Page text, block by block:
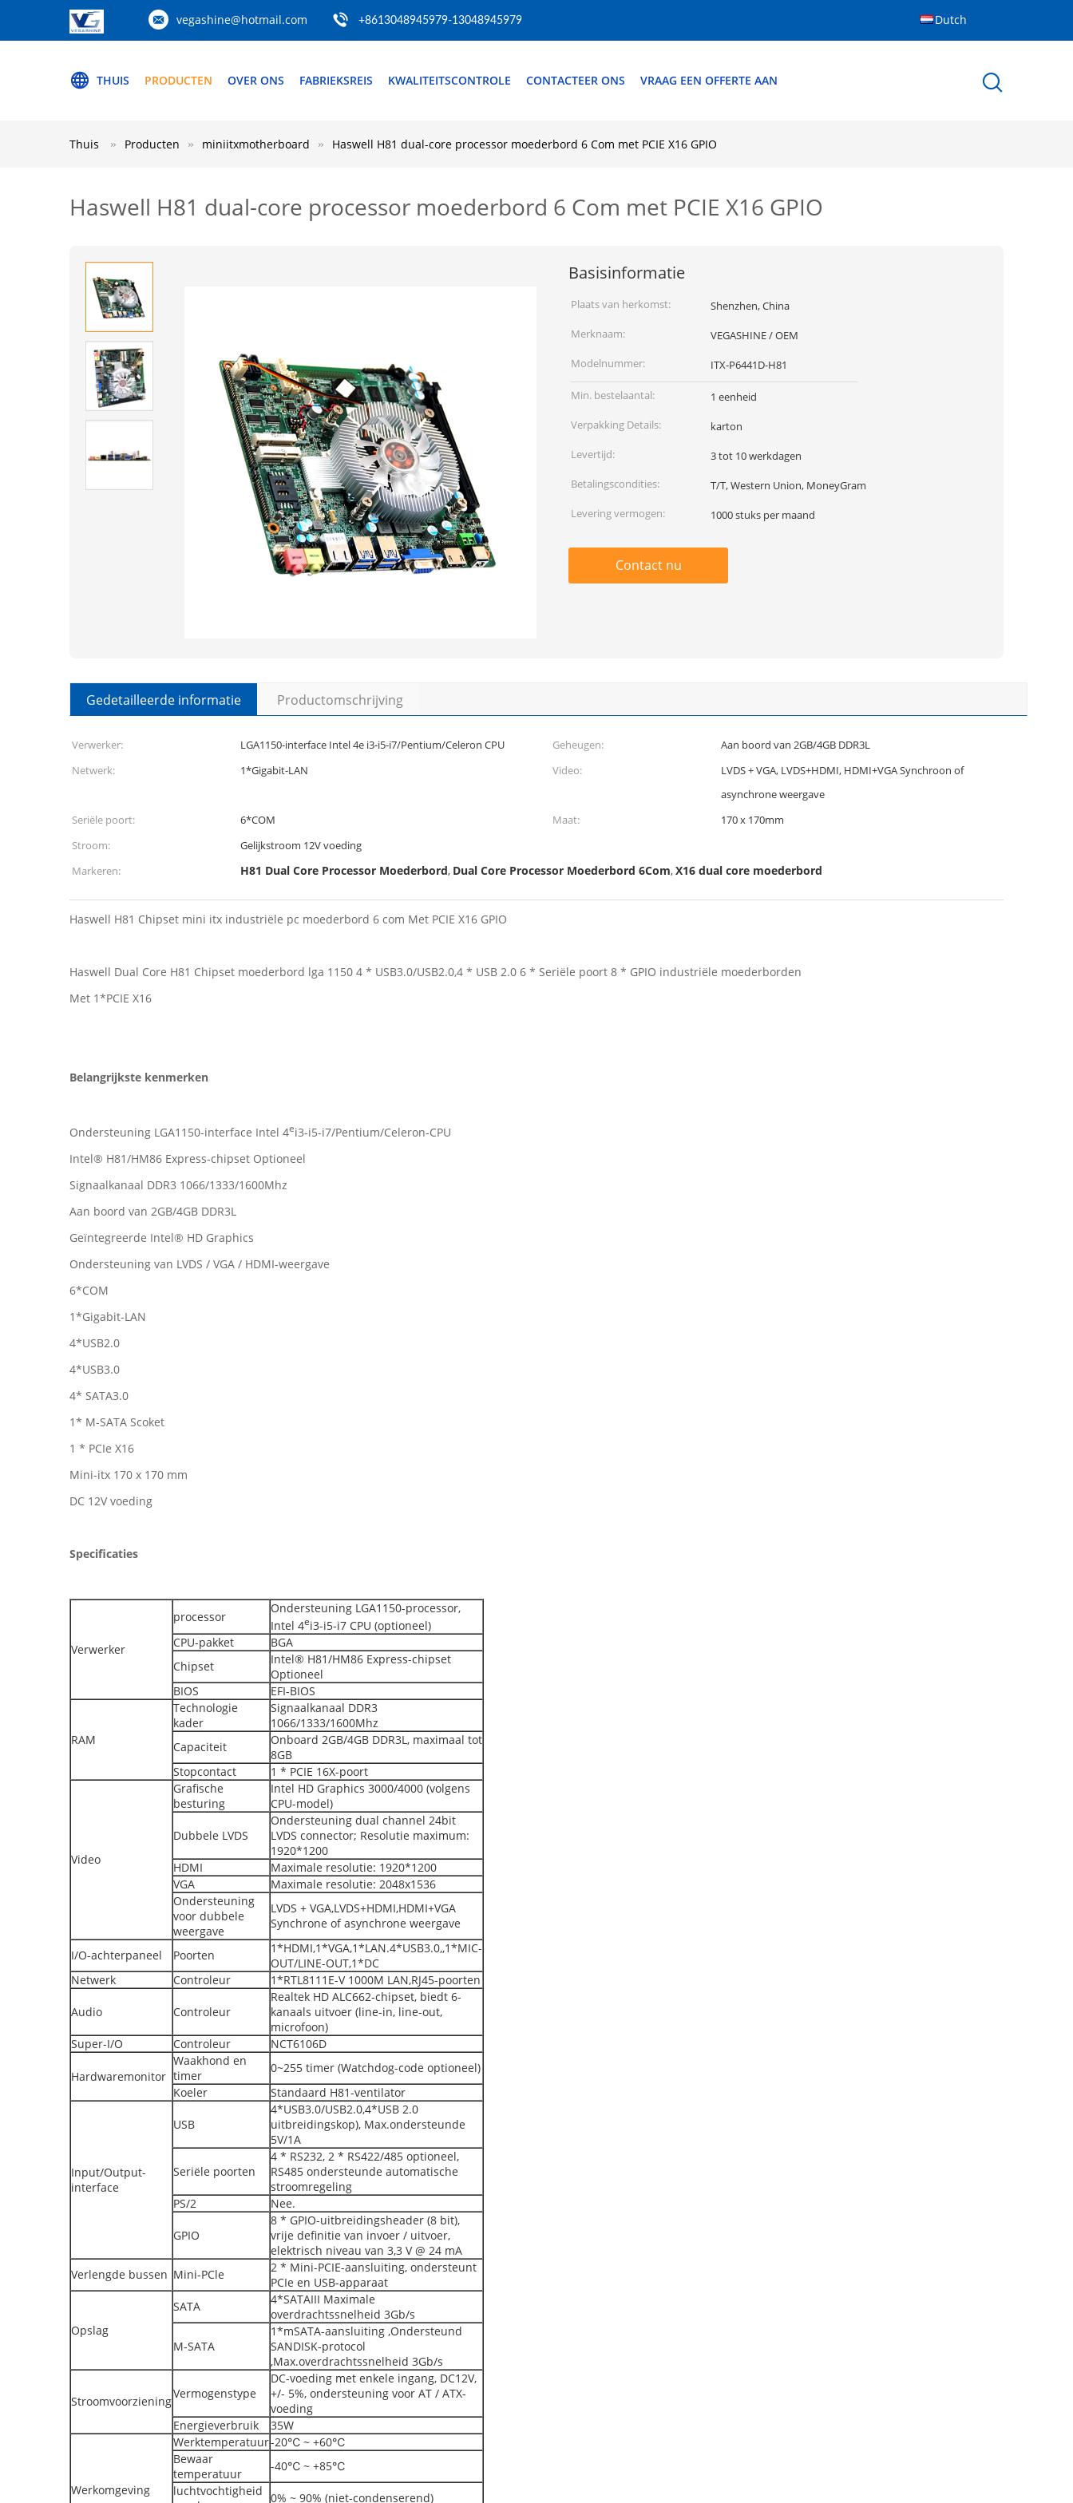
vegashine@hotmail.com +8613048945979-13048945979 Dutch
THUIS PRODUCTEN OVER ONS FABRIEKSREIS KWALITEITSCONTROLE CONTACTEER ONS VRAAG EEN OFFERTE AAN
Thuis Producten miniitxmotherboard Haswell H81 dual-core processor moederbord 6 Com met PCIE X16 GPIO
Haswell H81 dual-core processor moederbord 6 Com met PCIE X16 GPIO
Basisinformatie
Plaats van herkomst:
Shenzhen, China
Merknaam:
VEGASHINE / OEM
Modelnummer:
ITX-P6441D-H81
Min. bestelaantal:
1 eenheid
Verpakking Details:
karton
Levertijd:
3 tot 10 werkdagen
Betalingscondities:
T/T, Western Union, MoneyGram
Levering vermogen:
1000 stuks per maand
Contact nu
Gedetailleerde informatie Productomschrijving
Verwerker: LGA1150-interface Intel 4e i3-i5-i7/Pentium/Celeron CPU Geheugen:
Aan boord van 2GB/4GB DDR3L
Netwerk:
1*Gigabit-LAN Video:
LVDS + VGA, LVDS+HDMI, HDMI+VGA Synchroon of
asynchrone weergave
Seriële poort:
6*COM Maat:
170 x 170mm
Stroom:
Gelijkstroom 12V voeding
Markeren:
H81 Dual Core Processor Moederbord, Dual Core Processor Moederbord 6Com,X16 dual core moederbord
Haswell H81 Chipset mini itx industriële pc moederbord 6 com Met PCIE X16 GPIO
Haswell Dual Core H81 Chipset moederbord lga 1150 4 * USB3.0/USB2.0,4 * USB 2.0 6 * Seriële poort 8 * GPIO industriële moederborden
Met 1*PCIE X16
Belangrijkste kenmerken
Ondersteuning LGA1150-interface Intel 4ei3-i5-i7/Pentium/Celeron-CPU
Intel® H81/HM86 Express-chipset Optioneel
Signaalkanaal DDR3 1066/1333/1600Mhz
Aan boord van 2GB/4GB DDR3L
Geïntegreerde Intel® HD Graphics
Ondersteuning van LVDS / VGA / HDMI-weergave
6*COM
1*Gigabit-LAN
4*USB2.0
4*USB3.0
4* SATA3.0
1* M-SATA Scoket
1 * PCIe X16
Mini-itx 170 x 170 mm
DC 12V voeding
Specificaties
Verwerker
processor
Ondersteuning LGA1150-processor,
Intel 4ei3-i5-i7 CPU (optioneel)
CPU-pakket
BGA
Chipset
Intel® H81/HM86 Express-chipset
Optioneel
BIOS
EFI-BIOS
RAM
Technologie
kader
Signaalkanaal DDR3
1066/1333/1600Mhz
Capaciteit
Onboard 2GB/4GB DDR3L, maximaal tot
8GB
Stopcontact
1 * PCIE 16X-poort
Video
Grafische
besturing
Intel HD Graphics 3000/4000 (volgens
CPU-model)
Dubbele LVDS
Ondersteuning dual channel 24bit
LVDS connector; Resolutie maximum:
1920*1200
HDMI
Maximale resolutie: 1920*1200
VGA
Maximale resolutie: 2048x1536
Ondersteuning
voor dubbele
weergave
LVDS + VGA,LVDS+HDMI,HDMI+VGA
Synchrone of asynchrone weergave
I/O-achterpaneel Poorten
1*HDMI,1*VGA,1*LAN.4*USB3.0,,1*MIC-
OUT/LINE-OUT,1*DC
Netwerk
Controleur 1*RTL8111E-V 1000M LAN,RJ45-poorten
Audio Controleur
Realtek HD ALC662-chipset, biedt 6-
kanaals uitvoer (line-in, line-out,
microfoon)
Super-I/O
Controleur NCT6106D
Hardwaremonitor
Waakhond en
timer
0~255 timer (Watchdog-code optioneel)
Koeler
Standaard H81-ventilator
Input/Output-
interface
USB
4*USB3.0/USB2.0,4*USB 2.0
uitbreidingskop), Max.ondersteunde
5V/1A
Seriële poorten
4 * RS232, 2 * RS422/485 optioneel,
RS485 ondersteunde automatische
stroomregeling
PS/2
Nee.
GPIO
8 * GPIO-uitbreidingsheader (8 bit),
vrije definitie van invoer / uitvoer,
elektrisch niveau van 3,3 V @ 24 mA
Verlengde bussen Mini-PCle
2 * Mini-PCIE-aansluiting, ondersteunt
PCIe en USB-apparaat
Opslag
SATA
4*SATAIII Maximale
overdrachtssnelheid 3Gb/s
M-SATA
1*mSATA-aansluiting ,Ondersteund
SANDISK-protocol
,Max.overdrachtssnelheid 3Gb/s
Stroomvoorziening
Vermogenstype
DC-voeding met enkele ingang, DC12V,
+/- 5%, ondersteuning voor AT / ATX-
voeding
Energieverbruik
35W
Werkomgeving
Werktemperatuur-20℃ ~ +60℃
Bewaar
temperatuur
-40℃ ~ +85℃
luchtvochtigheid 0% ~ 90% (niet-condenserend)